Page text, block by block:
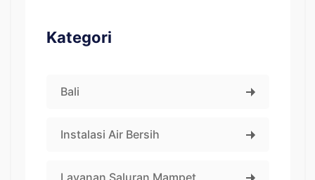
Kategori
Bali
Instalasi Air Bersih